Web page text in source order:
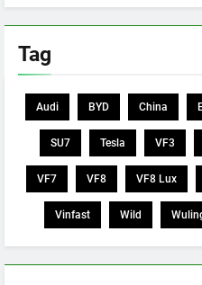
Tag
Audi BYD China
SU7 Tesla VF3
VF7 VF8 VF8 Lux
Vinfast Wild